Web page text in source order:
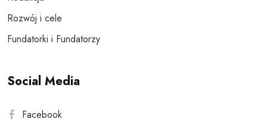
Rozwój i cele
Fundatorki i Fundatorzy
Social Media
Facebook